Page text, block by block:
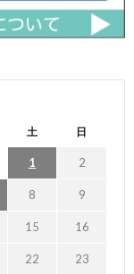
土 日
1 2
8 9
15 16
22 23